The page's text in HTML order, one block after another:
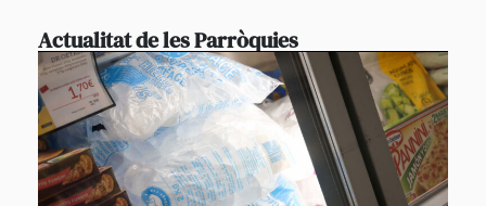
Actualitat de les Parròquies